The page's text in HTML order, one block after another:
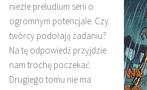
niezłe preludium serii o
ogromnym potencjale. Czy
twórcy podołają zadaniu?
Na tę odpowiedź przyjdzie
nam trochę poczekać.
Drugiego tomu nie ma